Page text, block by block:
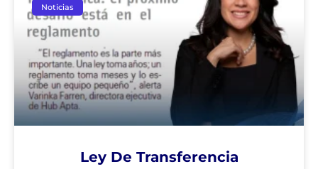
Noticias
Ley De Transferencia